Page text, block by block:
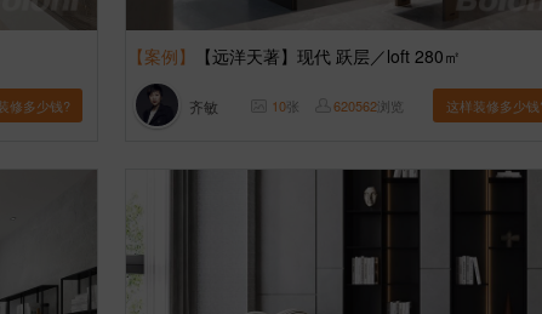
修多少钱?
【案例】 【远洋天著】现代 跃层／loft 280㎡
齐敏 10张 620562浏览 这样装修多少钱